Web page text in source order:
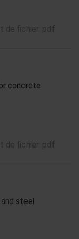
concrete
steel